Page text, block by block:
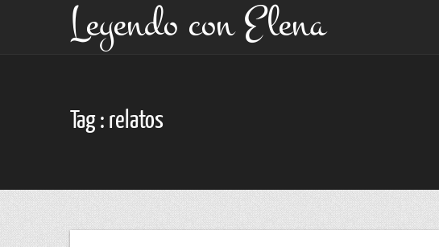
Leyendo con Elena
Tag : relatos